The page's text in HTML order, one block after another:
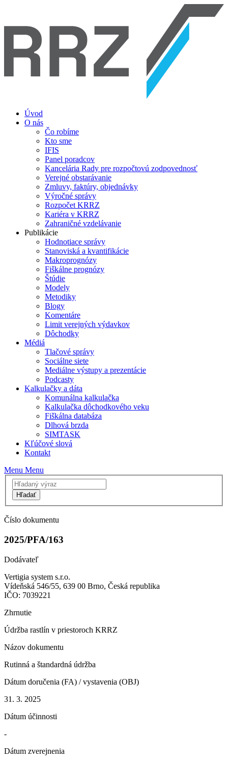
Úvod
O nás
Čo robíme
Kto sme
IFIS
Panel poradcov
Kancelária Rady pre rozpočtovú zodpovednosť
Verejné obstarávanie
Zmluvy, faktúry, objednávky
Výročné správy
Rozpočet KRRZ
Kariéra v KRRZ
Zahraničné vzdelávanie
Publikácie
Hodnotiace správy
Stanoviská a kvantifikácie
Makroprognózy
Fiškálne prognózy
Štúdie
Modely
Metodiky
Blogy
Komentáre
Limit verejných výdavkov
Dôchodky
Médiá
Tlačové správy
Sociálne siete
Mediálne výstupy a prezentácie
Podcasty
Kalkulačky a dáta
Komunálna kalkulačka
Kalkulačka dôchodkového veku
Fiškálna databáza
Dlhová brzda
SIMTASK
Kľúčové slová
Kontakt
Menu Menu
Hľadať
Číslo dokumentu
2025/PFA/163
Dodávateľ
Vertigia system s.r.o.
Vídeňská 546/55, 639 00 Brno, Česká republika
IČO: 7039221
Zhrnutie
Údržba rastlín v priestoroch KRRZ
Názov dokumentu
Rutinná a štandardná údržba
Dátum doručenia (FA) / vystavenia (OBJ)
31. 3. 2025
Dátum účinnosti
-
Dátum zverejnenia